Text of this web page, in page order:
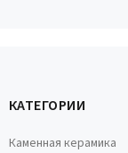
КАТЕГОРИИ
Каменная керамика